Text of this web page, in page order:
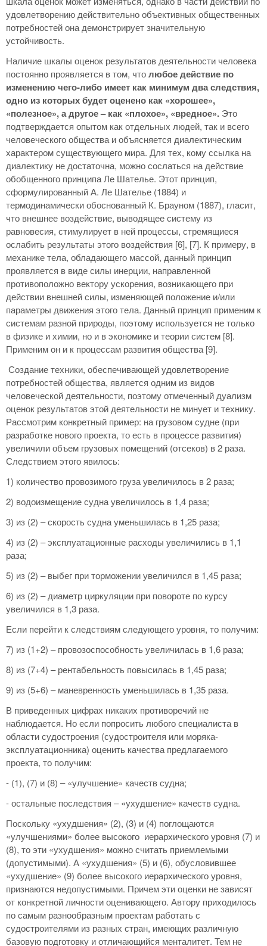
удовлетворению действительно объективных общественных
потребностей она демонстрирует значительную
устойчивость.
Наличие шкалы оценок результатов деятельности человека
постоянно проявляется в том, чтолюбое действие по
изменению чего-либо имеет как минимум два следствия,
одно из которых будет оценено как «хорошее»,
«полезное», а другое – как «плохое», «вредное». Это
подтверждается опытом как отдельных людей, так и всего
человеческого общества и объясняется диалектическим
характером существующего мира. Для тех, кому ссылка на
диалектику не достаточна, можно сослаться на действие
обобщенного принципа Ле Шателье. Этот принцип,
сформулированный А. Ле Шателье (1884) и
термодинамически обоснованный К. Брауном (1887), гласит,
что внешнее воздействие, выводящее систему из
равновесия, стимулирует в ней процессы, стремящиеся
ослабить результаты этого воздействия [6], [7]. К примеру, в
механике тела, обладающего массой, данный принцип
проявляется в виде силы инерции, направленной
противоположно вектору ускорения, возникающего при
действии внешней силы, изменяющей положение и/или
параметры движения этого тела. Данный принцип применим к
системам разной природы, поэтому используется не только
в физике и химии, но и в экономике и теории систем [8].
Применим он и к процессам развития общества [9].
Создание техники, обеспечивающей удовлетворение
потребностей общества, является одним из видов
человеческой деятельности, поэтому отмеченный дуализм
оценок результатов этой деятельности не минует и технику.
Рассмотрим конкретный пример: на грузовом судне (при
разработке нового проекта, то есть в процессе развития)
увеличили объем грузовых помещений (отсеков) в 2 раза.
Следствием этого явилось:
1) количество провозимого груза увеличилось в 2 раза;
2) водоизмещение судна увеличилось в 1,4 раза;
3) из (2) – скорость судна уменьшилась в 1,25 раза;
4) из (2) – эксплуатационные расходы увеличились в 1,1
раза;
5) из (2) – выбег при торможении увеличился в 1,45 раза;
6) из (2) – диаметр циркуляции при повороте по курсу
увеличился в 1,3 раза.
Если перейти к следствиям следующего уровня, то получим:
7) из (1+2) – провозоспособность увеличилась в 1,6 раза;
8) из (7+4) – рентабельность повысилась в 1,45 раза;
9) из (5+6) – маневренность уменьшилась в 1,35 раза.
В приведенных цифрах никаких противоречий не
наблюдается. Но если попросить любого специалиста в
области судостроения (судостроителя или моряка-
эксплуатационника) оценить качества предлагаемого
проекта, то получим:
- (1), (7) и (8) – «улучшение» качеств судна;
- остальные последствия – «ухудшение» качеств судна.
Поскольку «ухудшения» (2), (3) и (4) поглощаются
«улучшениями» более высокого иерархического уровня (7) и
(8), то эти «ухудшения» можно считать приемлемыми
(допустимыми). А «ухудшения» (5) и (6), обусловившее
«ухудшение» (9) более высокого иерархического уровня,
признаются недопустимыми. Причем эти оценки не зависят
от конкретной личности оценивающего. Автору приходилось
по самым разнообразным проектам работать с
судостроителями из разных стран, имеющих различную
базовую подготовку и отличающийся менталитет. Тем не